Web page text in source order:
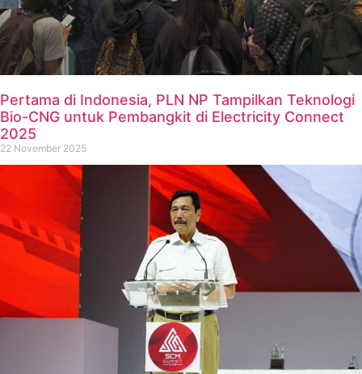
Pertama di Indonesia, PLN NP Tampilkan Teknologi
Bio-CNG untuk Pembangkit di Electricity Connect
2025
22 November 2025